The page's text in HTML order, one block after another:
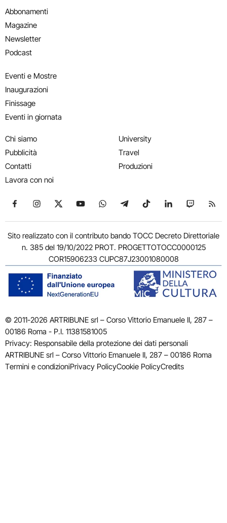
Abbonamenti
Magazine
Newsletter
Podcast
Eventi e Mostre
Inaugurazioni
Finissage
Eventi in giornata
Chi siamo
Pubblicità
Contatti
Lavora con noi
University
Travel
Produzioni
Seguici su Facebook
Seguici su Instagram
Seguici su X
Seguici su YouTube
Seguici su WhatsApp
Seguici su Telegram
Seguici su TikTok
Seguici su
Seguici
Sito realizzato con il contributo bando TOCC Decreto Direttoriale
n. 385 del 19/10/2022 PROT. PROGETTOTOCC0000125
COR15906233 CUPC87J23001080008
© 2011-2026 ARTRIBUNE srl – Corso Vittorio Emanuele II, 287 –
00186 Roma - P.I. 11381581005
Privacy: Responsabile della protezione dei dati personali
ARTRIBUNE srl – Corso Vittorio Emanuele II, 287 – 00186 Roma
Termini e condizioniPrivacy PolicyCookie PolicyCredits